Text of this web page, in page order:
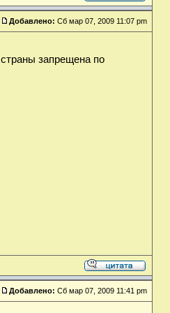
Добавлено: Сб мар 07, 2009 11:07 pm
запрещена по
Добавлено: Сб мар 07, 2009 11:41 pm